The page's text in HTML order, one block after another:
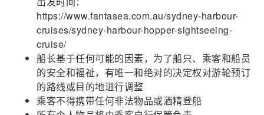
https://www.fantasea.com.au/sydney-harbour-
cruises/sydney-harbour-hopper-sightseeing-
cruise/
船长基于任何可能的因素，为了船只、乘客和船员
的安全和福祉，有唯一和绝对的决定权对游轮预订
的路线或目的地进行调整
乘客不得携带任何非法物品或酒精登船